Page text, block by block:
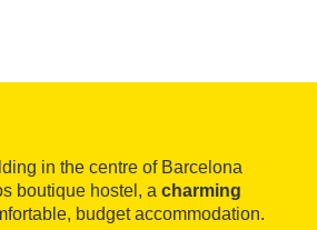
in the centre of Barcelona
boutique hostel, a charming
budget accommodation.